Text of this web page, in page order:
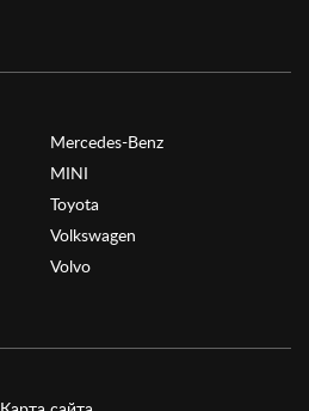
Mercedes-Benz
MINI
Toyota
Volkswagen
Volvo